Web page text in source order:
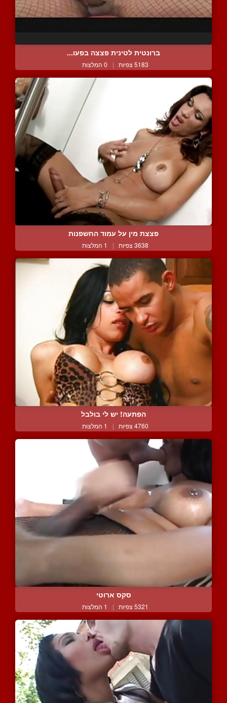
ברונטית לטינית פצצה בפעו...
5183 צפיות | 0 המלצות
פצצת מין על עמוד החשפנות
3638 צפיות | 1 המלצות
הפתעה! יש לי בולבל
4760 צפיות | 1 המלצות
סקס ארוטי
5321 צפיות | 1 המלצות